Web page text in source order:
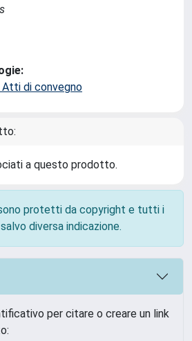
di convegno
a questo prodotto.
protetti da copyright e tutti i
diversa indicazione.
per citare o creare un link